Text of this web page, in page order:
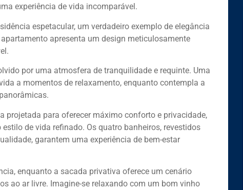
experiência de vida incomparável.
espetacular, um verdadeiro exemplo de elegância
apresenta um design meticulosamente
por uma atmosfera de tranquilidade e requinte. Uma
a momentos de relaxamento, enquanto contempla a
projetada para oferecer máximo conforto e privacidade,
de vida refinado. Os quatro banheiros, revestidos
garantem uma experiência de bem-estar
enquanto a sacada privativa oferece um cenário
ao ar livre. Imagine-se relaxando com um bom vinho